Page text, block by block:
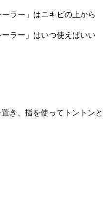
ーラー」はニキビの上から
ーラー」はいつ使えばいい
き、指を使ってトントンと